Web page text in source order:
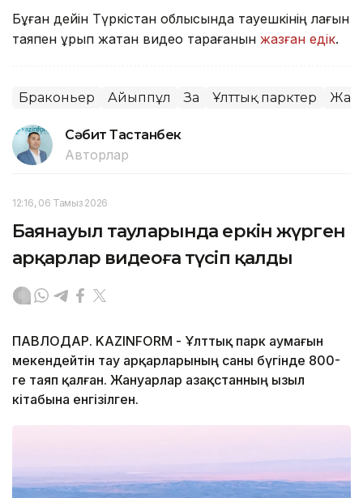
Бұған дейін Түркістан облысында тауешкінің лағын
таяқпен ұрып жатқан видео тарағанын жазған едік.
Браконьер Айыппұл Заң Ұлттық парктер
Сәбит Тастанбек
Авторлар
12:16, 06 Тамыз 2026
Баянауыл тауларында еркін жүрген
арқарлар видеоға түсіп қалды
ПАВЛОДАР. KAZINFORM - Ұлттық парк аумағын
мекендейтін тау арқарларының саны бүгінде 800-
ге таяп қалған. Жануарлар Қазақстанның Қызыл
кітабына енгізілген.